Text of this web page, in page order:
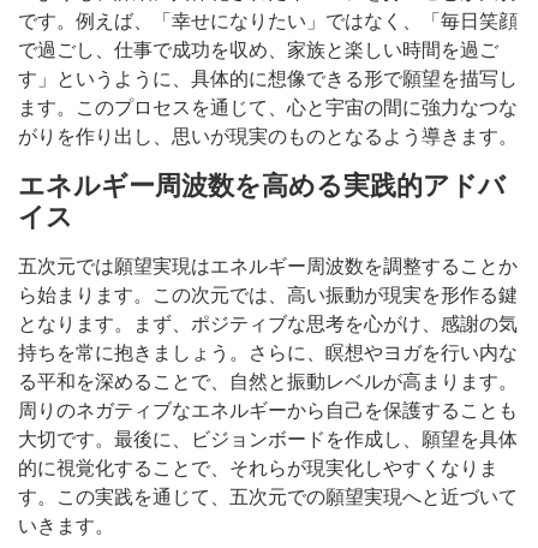
です。例えば、「幸せになりたい」ではなく、「毎日笑顔
で過ごし、仕事で成功を収め、家族と楽しい時間を過ご
す」というように、具体的に想像できる形で願望を描写し
ます。このプロセスを通じて、心と宇宙の間に強力なつな
がりを作り出し、思いが現実のものとなるよう導きます。
エネルギー周波数を高める実践的アドバ
イス
五次元では願望実現はエネルギー周波数を調整することか
ら始まります。この次元では、高い振動が現実を形作る鍵
となります。まず、ポジティブな思考を心がけ、感謝の気
持ちを常に抱きましょう。さらに、瞑想やヨガを行い内な
る平和を深めることで、自然と振動レベルが高まります。
周りのネガティブなエネルギーから自己を保護することも
大切です。最後に、ビジョンボードを作成し、願望を具体
的に視覚化することで、それらが現実化しやすくなりま
す。この実践を通じて、五次元での願望実現へと近づいて
いきます。